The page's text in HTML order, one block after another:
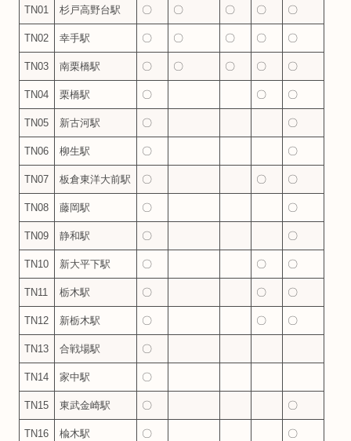
TN01 杉戸高野台駅 〇 〇 〇 〇 〇
TN02 幸手駅 〇 〇 〇 〇 〇
TN03 南栗橋駅 〇 〇 〇 〇 〇
TN04 栗橋駅 〇 〇 〇
TN05 新古河駅 〇 〇
TN06 柳生駅 〇 〇
TN07 板倉東洋大前駅 〇 〇 〇
TN08 藤岡駅 〇 〇
TN09 静和駅 〇 〇
TN10 新大平下駅 〇 〇 〇
TN11 栃木駅 〇 〇 〇
TN12 新栃木駅 〇 〇 〇
TN13 合戦場駅 〇
TN14 家中駅 〇
TN15 東武金崎駅 〇 〇
TN16 楡木駅 〇 〇